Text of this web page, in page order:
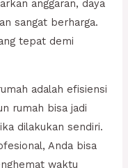
anggaran, daya
sangat berharga.
tepat demi
adalah efisiensi
rumah bisa jadi
dilakukan sendiri.
Anda bisa
waktu